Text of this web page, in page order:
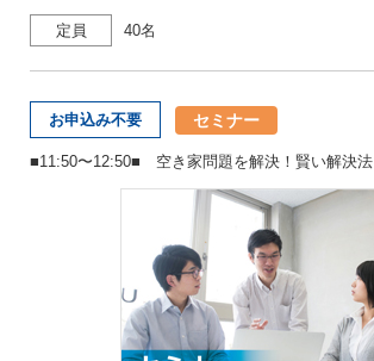
定員 40名
お申込み不要 セミナー
■11:50〜12:50■ 空き家問題を解決！賢い解決法